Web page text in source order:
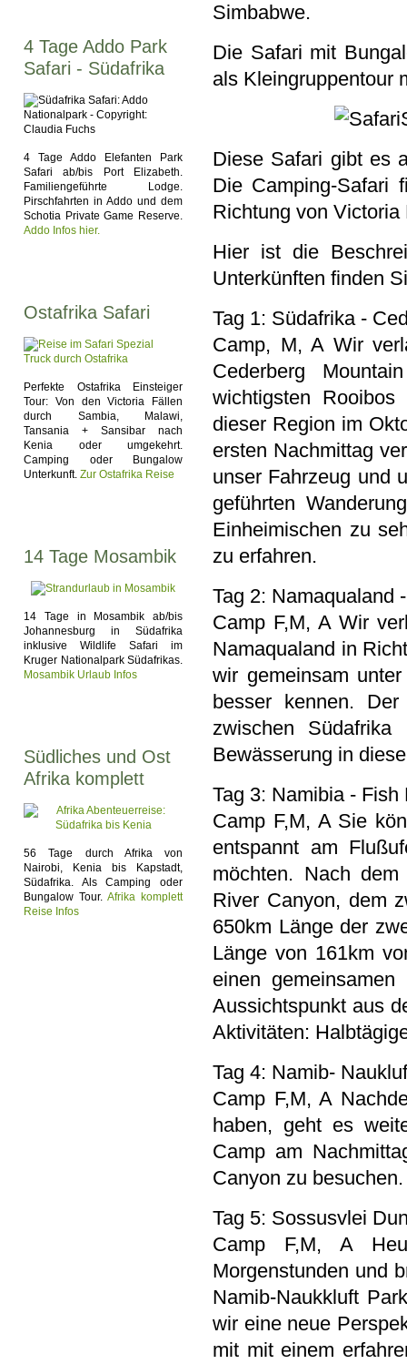
4 Tage Addo Park
Safari - Südafrika
4 Tage Addo Elefanten Park
Safari ab/bis Port Elizabeth.
Familiengeführte Lodge.
Pirschfahrten in Addo und dem
Schotia Private Game Reserve.
Addo Infos hier.
Ostafrika Safari
Perfekte Ostafrika Einsteiger
Tour: Von den Victoria Fällen
durch Sambia, Malawi,
Tansania + Sansibar nach
Kenia oder umgekehrt.
Camping oder Bungalow
Unterkunft. Zur Ostafrika Reise
14 Tage Mosambik
14 Tage in Mosambik ab/bis
Johannesburg in Südafrika
inklusive Wildlife Safari im
Kruger Nationalpark Südafrikas.
Mosambik Urlaub Infos
Südliches und Ost
Afrika komplett
56 Tage durch Afrika von
Nairobi, Kenia bis Kapstadt,
Südafrika. Als Camping oder
Bungalow Tour. Afrika komplett
Reise Infos
Simbabwe.
Die Safari mit
als Kleingruppentour
Diese Safari gibt es
Die Camping-Safari
Richtung von
Hier ist die
Unterkünften finden
Tag 1: Südafrika -
Camp, M, A Wir
Cederberg
wichtigsten
dieser Region im
ersten Nachmittag
unser Fahrzeug und
geführten
Einheimischen zu
zu erfahren.
Tag 2: Namaqualand
Camp F,M, A Wir
Namaqualand in
wir gemeinsam
besser kennen.
zwischen
Bewässerung in
Tag 3: Namibia - Fish
Camp F,M, A Sie
entspannt am
möchten. Nach
River Canyon, dem
650km Länge der
Länge von 161km
einen
Aussichtspunkt aus
Aktivitäten:
Tag 4: Namib-
Camp F,M, A
haben, geht es
Camp am
Canyon zu
Tag 5: Sossusvlei
Camp F,M, A
Morgenstunden und
Namib-Naukkluft
wir eine neue
mit mit einem